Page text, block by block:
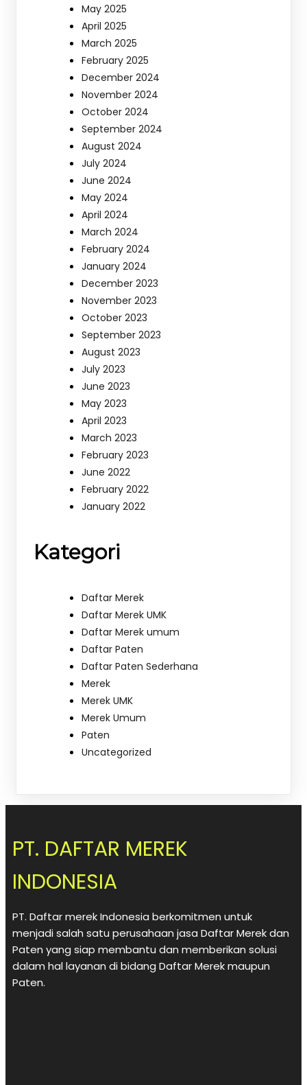
May 2025
April 2025
March 2025
February 2025
December 2024
November 2024
October 2024
September 2024
August 2024
July 2024
June 2024
May 2024
April 2024
March 2024
February 2024
January 2024
December 2023
November 2023
October 2023
September 2023
August 2023
July 2023
June 2023
May 2023
April 2023
March 2023
February 2023
June 2022
February 2022
January 2022
Kategori
Daftar Merek
Daftar Merek UMK
Daftar Merek umum
Daftar Paten
Daftar Paten Sederhana
Merek
Merek UMK
Merek Umum
Paten
Uncategorized
PT. DAFTAR MEREK
INDONESIA
PT. Daftar merek Indonesia berkomitmen untuk
menjadi salah satu perusahaan jasa Daftar Merek dan
Paten yang siap membantu dan memberikan solusi
dalam hal layanan di bidang Daftar Merek maupun
Paten.